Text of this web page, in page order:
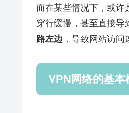
而在某些情况下，或许
穿行缓慢，甚至直接导
路左边 ，导致网站访问
VPN网络的基本